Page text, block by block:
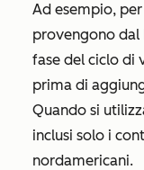
Ad esempio,
provengono dal
fase del ciclo di
prima di
Quando si
inclusi solo i
nordamericani.